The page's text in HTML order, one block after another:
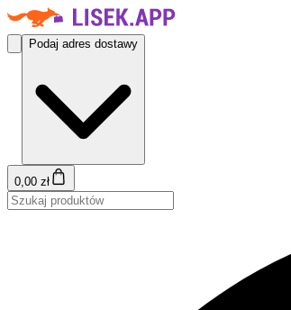
Podaj adres dostawy
0,00 zł